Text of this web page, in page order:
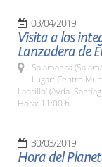
03/04/2019
Visita a los
Lanzadera de
Salamanca
Lugar: Centro
Ladrillo' (Avda.
Hora: 11:00 h.
30/03/2019
Hora del